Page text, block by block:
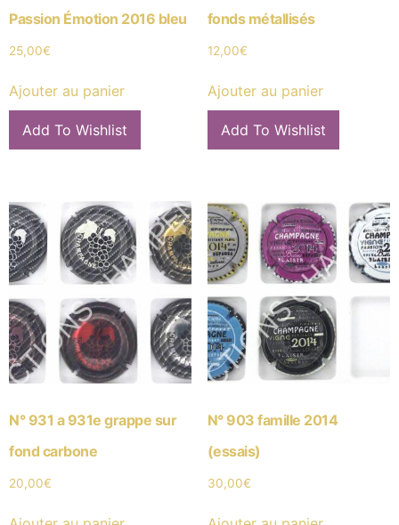
Passion Émotion 2016 bleu
25,00€
Ajouter au panier
Add To Wishlist
fonds métallisés
12,00€
Ajouter au panier
Add To Wishlist
N° 931 a 931e grappe sur
fond carbone
20,00€
N° 903 famille 2014
(essais)
30,00€